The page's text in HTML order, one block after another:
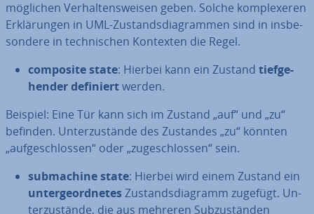
möglichen Ver­hal­tens­wei­sen geben. Solche kom­ple­xe­ren
Er­klä­run­gen in UML-Zu­stands­dia­gram­men sind in ins­be­
son­de­re in tech­ni­schen Kontexten die Regel.
composite state: Hierbei kann ein Zustand tief­ge­
hen­der definiertwerden.
Beispiel: Eine Tür kann sich im Zustand „auf“ und „zu“
befinden. Un­ter­zu­stän­de des Zustandes „zu“ könnten
„auf­ge­schlos­sen“ oder „zu­ge­schlos­sen“ sein.
sub­ma­chi­ne state: Hierbei wird einem Zustand ein
un­ter­ge­ord­ne­tesZu­stands­dia­gramm zugefügt. Un­
ter­zu­stän­de, die aus mehreren Sub­zu­stän­den